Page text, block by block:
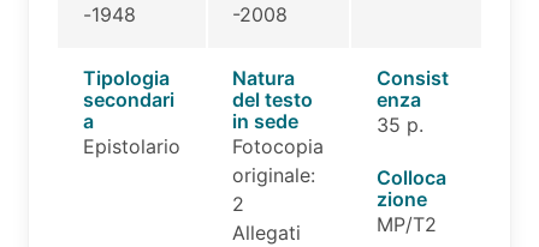
-1948
-2008
Tipologia
secondari
a
Epistolario
Natura
del testo
in sede
Fotocopia
originale:
2
Allegati
Consist
enza
35 p.
Colloca
zione
MP/T2